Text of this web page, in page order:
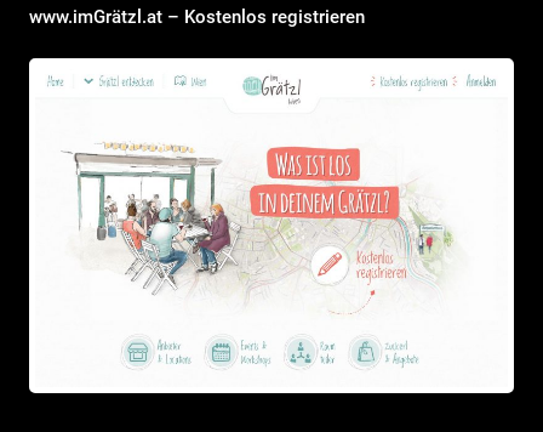
www.imGrätzl.at – Kostenlos registrieren